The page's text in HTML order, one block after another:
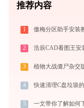
推荐内容
1 傲梅分区助手安装
2 浩辰CAD看图王安
3
4 快速清理C盘垃圾
5 一文带你了解如何